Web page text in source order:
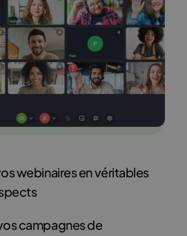
webinaires en véritables
campagnes de